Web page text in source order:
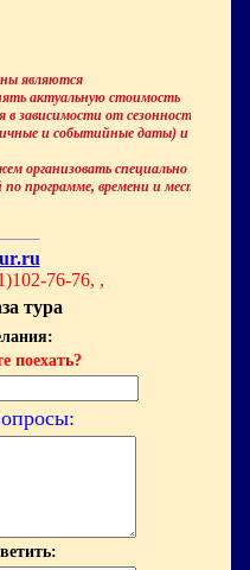
являются
актуальную стоимость
зависимости от сезонности,
и событийные даты) и
организовать специально
программе, времени и месту
76-76, ,
тура
поехать?